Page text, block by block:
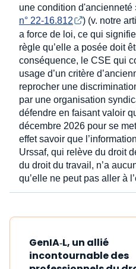
une condition d'ancienneté
n° 22-16.812
) (v. notre
a force de loi, ce qui
règle qu’elle a posée doit
conséquence, le CSE qui
usage d’un critère
reprocher une
par une organisation
défendre en faisant valoir
décembre 2026 pour se
effet savoir que
Urssaf, qui relève du droit
du droit du travail, n’a
qu’elle ne peut pas aller à
GenIA‑L, un allié
incontournable des